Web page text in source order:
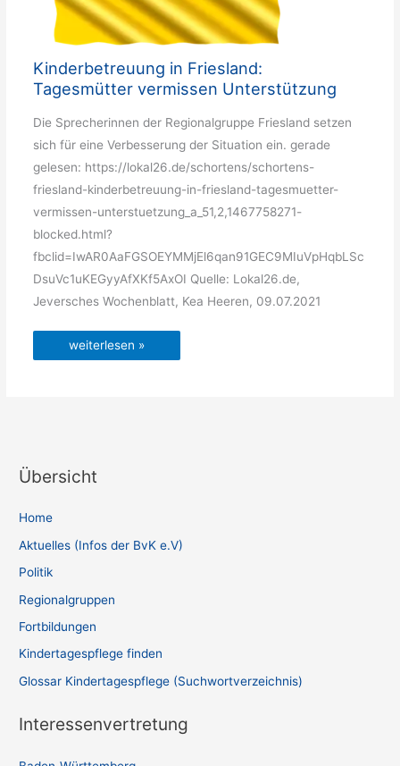
Kinderbetreuung in Friesland:
Tagesmütter vermissen Unterstützung
Die Sprecherinnen der Regionalgruppe Friesland setzen
sich für eine Verbesserung der Situation ein. gerade
gelesen: https://lokal26.de/schortens/schortens-
friesland-kinderbetreuung-in-friesland-tagesmuetter-
vermissen-unterstuetzung_a_51,2,1467758271-
blocked.html?
fbclid=IwAR0AaFGSOEYMMjEl6qan91GEC9MIuVpHqbLSc
DsuVc1uKEGyyAfXKf5AxOI Quelle: Lokal26.de,
Jeversches Wochenblatt, Kea Heeren, 09.07.2021
Kinderbetreuung
weiterlesen »
Übersicht
Home
Aktuelles (Infos der BvK e.V)
Politik
Regionalgruppen
Fortbildungen
Kindertagespflege finden
Glossar Kindertagespflege (Suchwortverzeichnis)
Interessenvertretung